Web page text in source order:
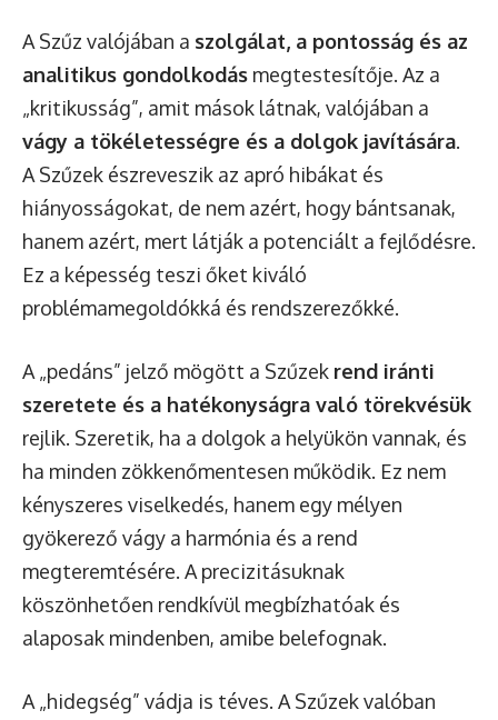
A Szűz valójában a szolgálat, a pontosság és az
analitikus gondolkodás megtestesítője. Az a
„kritikusság”, amit mások látnak, valójában a
vágy a tökéletességre és a dolgok javítására.
A Szűzek észreveszik az apró hibákat és
hiányosságokat, de nem azért, hogy bántsanak,
hanem azért, mert látják a potenciált a fejlődésre.
Ez a képesség teszi őket kiváló
problémamegoldókká és rendszerezőkké.
A „pedáns” jelző mögött a Szűzek rend iránti
szeretete és a hatékonyságra való törekvésük
rejlik. Szeretik, ha a dolgok a helyükön vannak, és
ha minden zökkenőmentesen működik. Ez nem
kényszeres viselkedés, hanem egy mélyen
gyökerező vágy a harmónia és a rend
megteremtésére. A precizitásuknak
köszönhetően rendkívül megbízhatóak és
alaposak mindenben, amibe belefognak.
A „hidegség” vádja is téves. A Szűzek valóban